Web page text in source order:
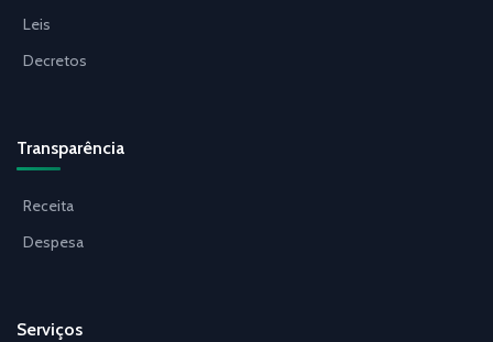
Leis
Decretos
Transparência
Receita
Despesa
Serviços